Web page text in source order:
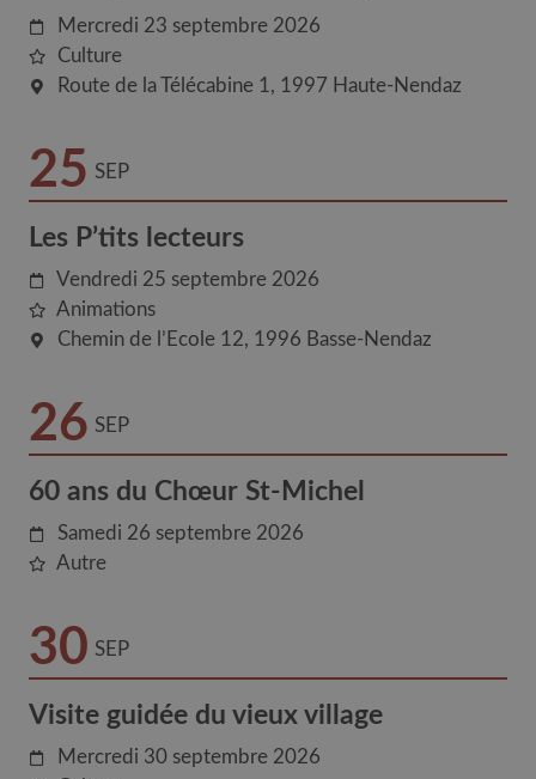
Mercredi 23 septembre 2026
Culture
Route de la Télécabine 1
1997 Haute-Nendaz
25 SEP
Les P’tits lecteurs
Vendredi 25 septembre 2026
Animations
Chemin de l’Ecole 12 1996 Basse-Nendaz
26 SEP
60 ans du Chœur St-Michel
Samedi 26 septembre 2026
Autre
30 SEP
Visite guidée du vieux village
Mercredi 30 septembre 2026